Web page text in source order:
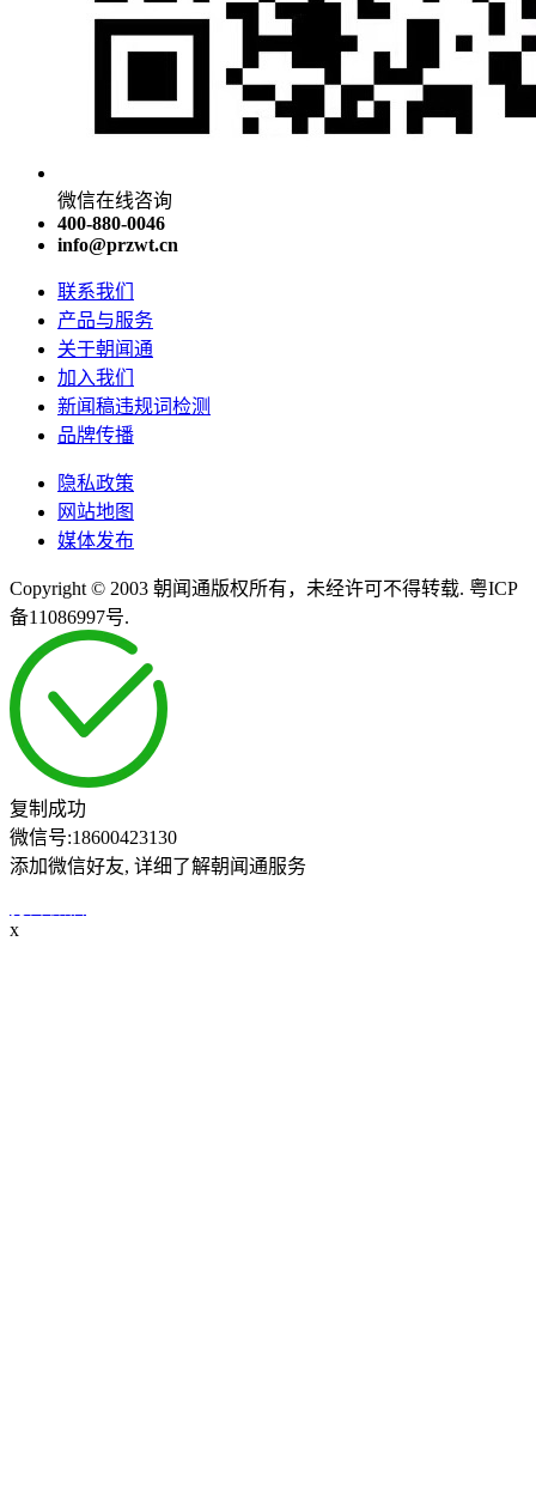
微信在线咨询
400-880-0046
info@przwt.cn
联系我们
产品与服务
关于朝闻通
加入我们
新闻稿违规词检测
品牌传播
隐私政策
网站地图
媒体发布
Copyright © 2003 朝闻通版权所有，未经许可不得转载. 粤ICP
备11086997号.
复制成功
微信号:18600423130
添加微信好友, 详细了解朝闻通服务
x